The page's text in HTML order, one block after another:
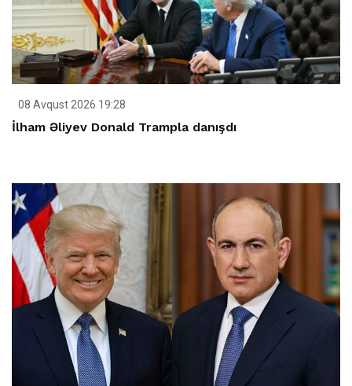
08 Avqust 2026 19:28
İlham Əliyev Donald Trampla danışdı